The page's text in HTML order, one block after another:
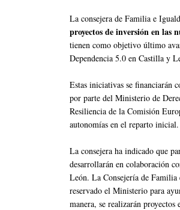
La consejera de Familia e
proyectos de inversión en las
tienen como objetivo último
Dependencia 5.0 en Castilla y
Estas iniciativas se financiarán
por parte del Ministerio de
Resiliencia de la Comisión
autonomías en el reparto inicial.
La consejera ha indicado que
desarrollarán en colaboración
León. La Consejería de
reservado el Ministerio para
manera, se realizarán